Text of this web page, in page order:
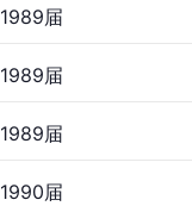
1989届
1989届
1989届
1990届